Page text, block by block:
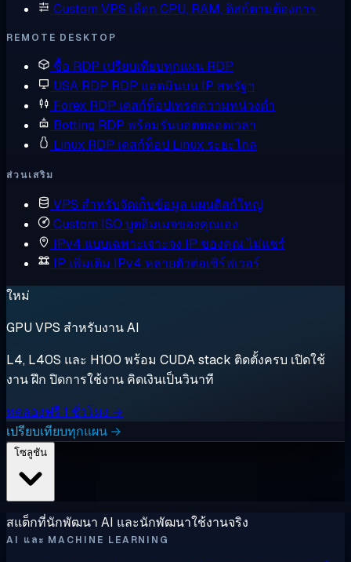
Custom VPS เลือก CPU, RAM, ดิสก์ตามต้องการ
REMOTE DESKTOP
ซื้อ RDP เปรียบเทียบทุกแผน RDP
USA RDP RDP แอดมินบน IP สหรัฐฯ
Forex RDP เดสก์ท็อปเทรดความหน่วงต่ำ
Botting RDP พร้อมรันบอตตลอดเวลา
Linux RDP เดสก์ท็อป Linux ระยะไกล
ส่วนเสริม
VPS สำหรับจัดเก็บข้อมูล แผนดิสก์ใหญ่
Custom ISO บูตอิมเมจของคุณเอง
IPv4 แบบเฉพาะเจาะจง IP ของคุณ ไม่แชร์
IP เพิ่มเติม IPv4 หลายตัวต่อเซิร์ฟเวอร์
ใหม่
GPU VPS สำหรับงาน AI
L4, L40S และ H100 พร้อม CUDA stack ติดตั้งครบ เปิดใช้
งาน ฝึก ปิดการใช้งาน คิดเงินเป็นวินาที
ทดลองฟรี 1 ชั่วโมง →
เปรียบเทียบทุกแผน →
สแต็กที่นักพัฒนา AI และนักพัฒนาใช้งานจริง
AI และ MACHINE LEARNING